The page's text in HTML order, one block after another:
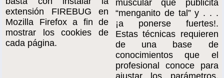
extensión FIREBUG en
Mozilla Firefox a fin de
mostrar los cookies de
cada página.
muscular que publicita
“menganito de tal” y . . .
¡a ponerse fuertes!.
Estas técnicas requieren
de una base de
conocimientos que el
profesional conoce para
ajustar los parámetros,